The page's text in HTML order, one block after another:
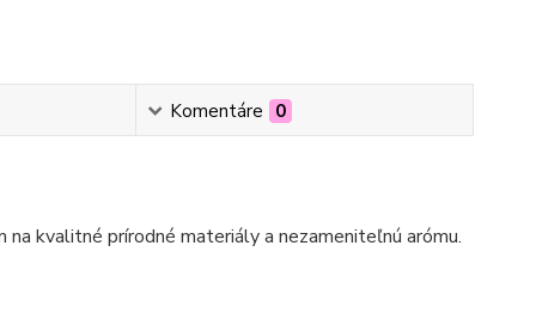
Komentáre 0
kvalitné prírodné materiály a nezameniteľnú arómu.